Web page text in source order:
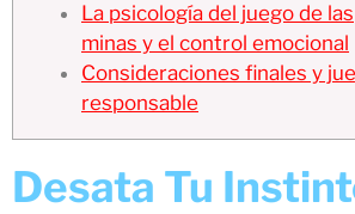
La psicología del juego de las
minas y el control emocional
Consideraciones finales y
responsable
Desata Tu